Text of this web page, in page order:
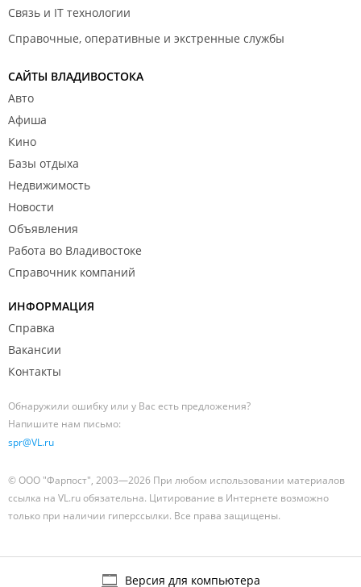
Связь и IT технологии
Справочные, оперативные и экстренные службы
САЙТЫ ВЛАДИВОСТОКА
Авто
Афиша
Кино
Базы отдыха
Недвижимость
Новости
Объявления
Работа во Владивостоке
Справочник компаний
ИНФОРМАЦИЯ
Справка
Вакансии
Контакты
Обнаружили ошибку или у Вас есть предложения?
Напишите нам письмо:
spr@VL.ru
© ООО "Фарпост", 2003—2026 При любом использовании материалов
ссылка на VL.ru обязательна. Цитирование в Интернете возможно
только при наличии гиперссылки. Все права защищены.
Версия для компьютера